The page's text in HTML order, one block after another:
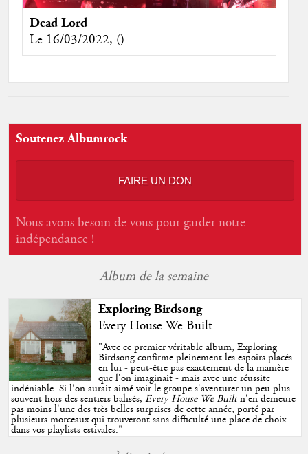
Dead Lord
Le 16/03/2022, ()
Soutenez Albumrock
FAIRE UN DON
Nous avons besoin de vous pour garder notre
indépendance !
Album de la semaine
Exploring Birdsong
Every House We Built
"Avec ce premier véritable album, Exploring
Birdsong confirme pleinement les espoirs placés
en lui - peut-être pas exactement de la manière
que l'on imaginait - mais avec une réussite
indéniable. Si l'on aurait aimé voir le groupe s'aventurer un peu plus
souvent hors des sentiers balisés,Every House We Builtn'en demeure
pas moins l'une des très belles surprises de cette année, porté par
plusieurs morceaux qui trouveront sans difficulté une place de choix
dans vos playlists estivales."